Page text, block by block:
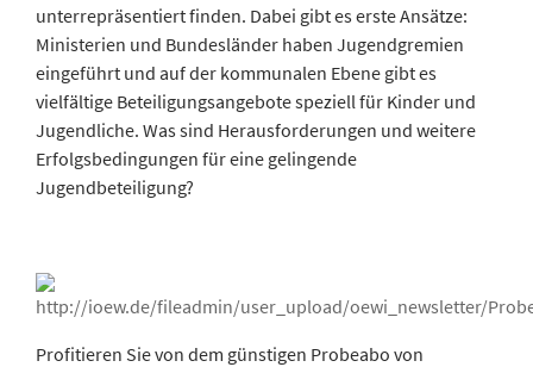
unterrepräsentiert finden. Dabei gibt es erste Ansätze:
Ministerien und Bundesländer haben Jugendgremien
eingeführt und auf der kommunalen Ebene gibt es
vielfältige Beteiligungsangebote speziell für Kinder und
Jugendliche. Was sind Herausforderungen und weitere
Erfolgsbedingungen für eine gelingende
Jugendbeteiligung?
Profitieren Sie von dem günstigen Probeabo von